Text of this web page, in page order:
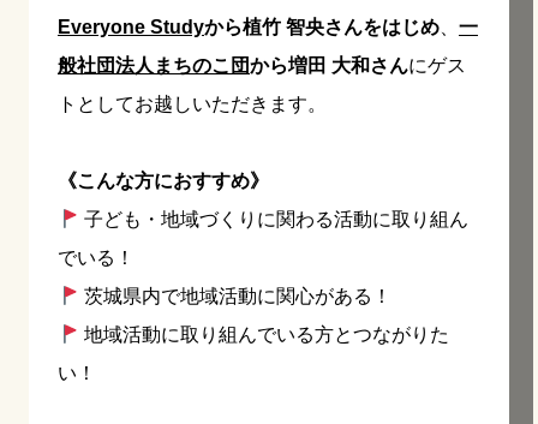
Everyone Studyから植竹 智央さんをはじめ
一
般社団法人まちのこ団から増田 大和さんにゲス
トとしてお越しいただきます。
《こんな方におすすめ》
子ども・地域づくりに関わる活動に取り組ん
でいる！
茨城県内で地域活動に関心がある！
地域活動に取り組んでいる方とつながりた
い！